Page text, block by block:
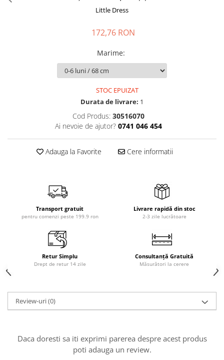
Little Dress
172,76 RON
Marime:
STOC EPUIZAT
Durata de livrare: 1
Cod Produs: 30516070
Ai nevoie de ajutor? 0741 046 454
Adauga la Favorite Cere informatii
Transport gratuit
pentru comenzi peste 199.9 ron
Livrare rapidă din stoc
2-3 zile lucrătoare
Retur Simplu
Drept de retur 14 zile
Consultanță Gratuită
Măsurători la cerere
Review-uri(0)
Daca doresti sa iti exprimi parerea despre acest produs
poti adauga un review.